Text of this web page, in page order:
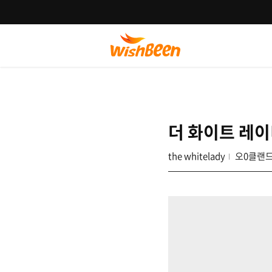
더 화이트 레
the whitelady 오0클랜